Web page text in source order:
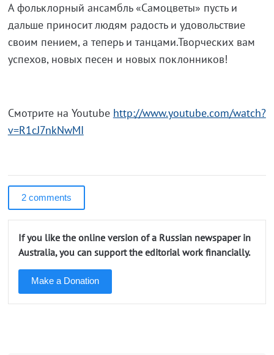
А фольклорный ансамбль «Самоцветы» пусть и
дальше приносит людям радость и удовольствие
своим пением, а теперь и танцами.Творческих вам
успехов, новых песен и новых поклонников!
Смотрите на Youtube http://www.youtube.com/watch?
v=R1cJ7nkNwMI
2 comments
If you like the online version of a Russian newspaper in
Australia, you can support the editorial work financially.
Make a Donation